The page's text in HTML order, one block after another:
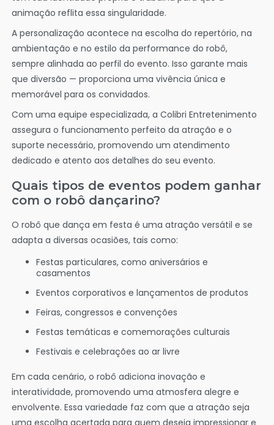
animação reflita essa singularidade.
A personalização acontece na escolha do repertório, na
ambientação e no estilo da performance do robô,
sempre alinhada ao perfil do evento. Isso garante mais
que diversão — proporciona uma vivência única e
memorável para os convidados.
Com uma equipe especializada, a Colibri Entretenimento
assegura o funcionamento perfeito da atração e o
suporte necessário, promovendo um atendimento
dedicado e atento aos detalhes do seu evento.
Quais tipos de eventos podem ganhar
com o robô dançarino?
O robô que dança em festa é uma atração versátil e se
adapta a diversas ocasiões, tais como:
Festas particulares, como aniversários e
casamentos
Eventos corporativos e lançamentos de produtos
Feiras, congressos e convenções
Festas temáticas e comemorações culturais
Festivais e celebrações ao ar livre
Em cada cenário, o robô adiciona inovação e
interatividade, promovendo uma atmosfera alegre e
envolvente. Essa variedade faz com que a atração seja
uma escolha acertada para quem deseja impressionar e